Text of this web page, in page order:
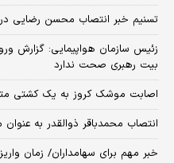
تسنیم خبر انتصاب محسن رضایی
بیت رهبری صحت ندارد
اصابت موشک کروز به یک کشتی
انتصاب محمدباقر ذوالقدر به
خبر مهم برای سهامداران/ زمان